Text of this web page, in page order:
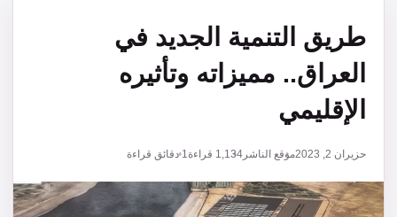
طريق التنمية الجديد في
العراق.. مميزاته وتأثيره
الإقليمي
حزيران 2, 2023 موقع الناشر 1,134 قراءة1 دقائق قراءة